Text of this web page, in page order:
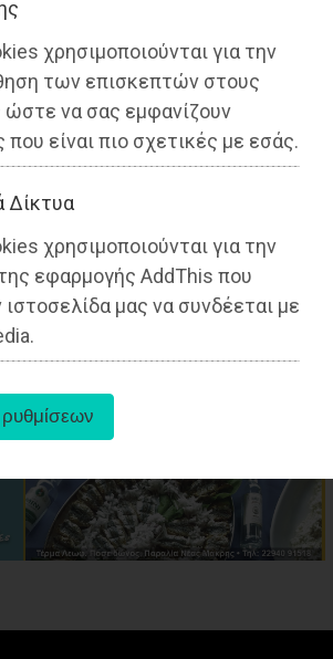
χρησιμοποιούνται για την
των επισκεπτών στους
ώστε να σας εμφανίζουν
που είναι πιο σχετικές με εσάς.
Δίκτυα
χρησιμοποιούνται για την
εφαρμογής AddThis που
ιστοσελίδα μας να συνδέεται με
25-06-2021
Από τo Dimotisnews